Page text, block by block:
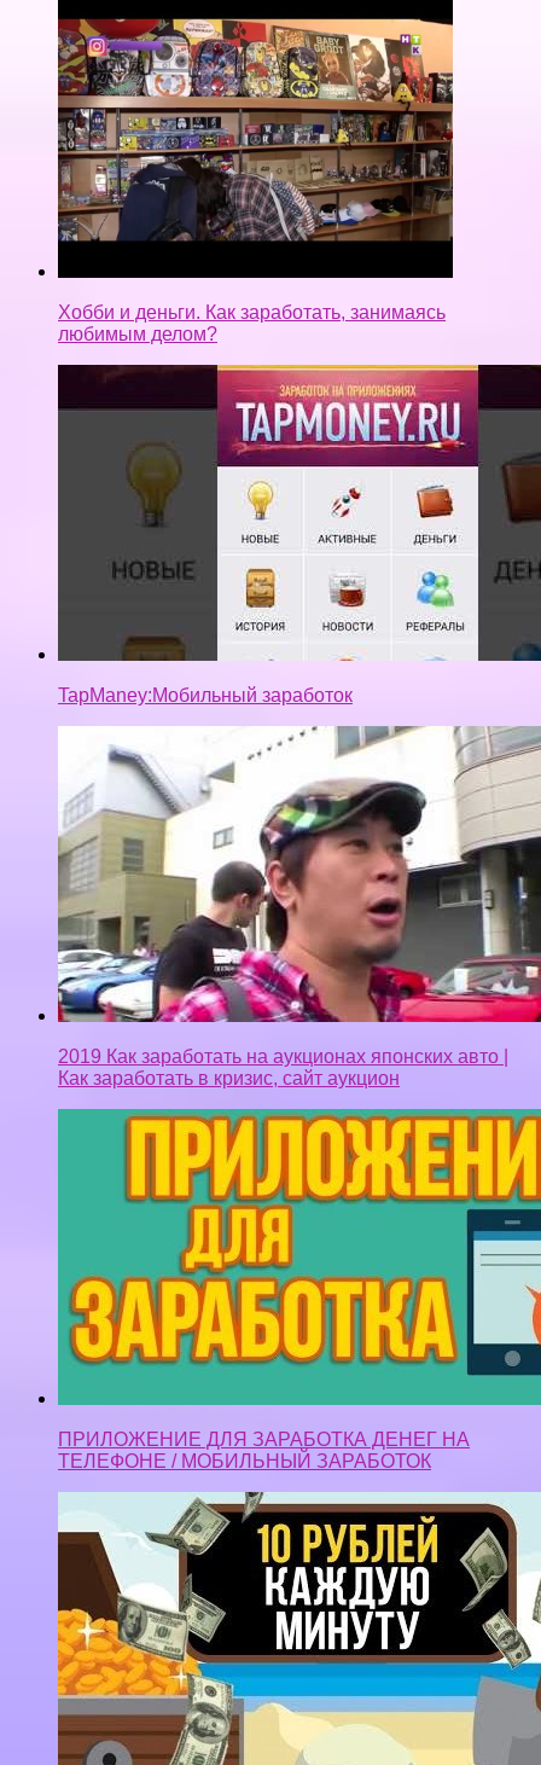
Хобби и деньги. Как заработать, занимаясь
любимым делом?
TapManey:Мобильный заработок
2019 Как заработать на аукционах японских авто |
Как заработать в кризис, сайт аукцион
ПРИЛОЖЕНИЕ ДЛЯ ЗАРАБОТКА ДЕНЕГ НА
ТЕЛЕФОНЕ / МОБИЛЬНЫЙ ЗАРАБОТОК